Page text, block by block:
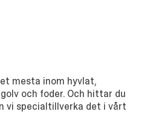
mesta inom hyvlat,
och foder. Och hittar du
vi specialtillverka det i vårt